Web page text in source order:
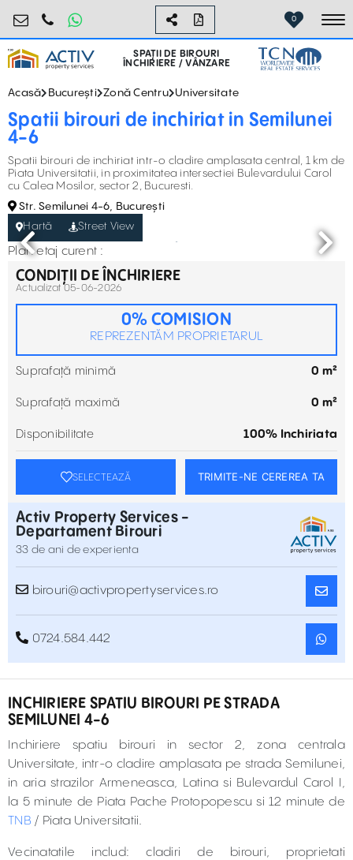
birouri@activpropertyservices.ro
0724.584.442 0
SPAȚII DE BIROURI
ÎNCHIRIERE / VÂNZARE
Acasă București Zonă Centru Universitate
Spatii birouri de inchiriat in Semilunei
4-6
Spatii birouri de inchiriat intr-o cladire amplasata central, 1 km de
Piata Universitatii, in proximitatea intersectiei Bulevardului Carol
cu Calea Mosilor, sector 2, Bucuresti.
Str. Semilunei 4-6, București
Hartă
Street View
Plan etaj curent :
CONDIȚII DE ÎNCHIRIERE
Actualizat 05-06-2026
0% COMISION
REPREZENTĂM PROPRIETARUL
Suprafață minimă 0 m²
Suprafață maximă 0 m²
Disponibilitate 100% Inchiriata
SELECTEAZĂ TRIMITE-NE CEREREA TA
Activ Property Services -
Departament Birouri
33 de ani de experienta
birouri@activpropertyservices.ro
0724.584.442
INCHIRIERE SPATIU BIROURI PE STRADA
SEMILUNEI 4-6
Inchiriere spatiu birouri in sector 2, zona centrala
Universitate, intr-o cladire amplasata pe strada Semilunei,
in aria strazilor Armeneasca, Latina si Bulevardul Carol I,
la 5 minute de Piata Pache Protopopescu si 12 minute de
TNB / Piata Universitatii.
Vecinatatile includ: cladiri de birouri, proprietati